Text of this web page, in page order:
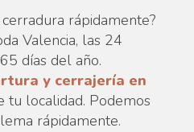
rápidamente?
Valencia, las 24
días del año.
y cerrajería en
tu localidad. Podemos
rápidamente.